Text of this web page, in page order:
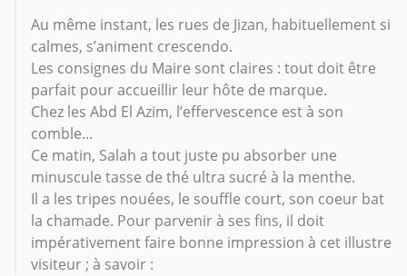
Au même instant, les rues de Jizan, habituellement si
calmes, s’animent crescendo.
Les consignes du Maire sont claires : tout doit être
parfait pour accueillir leur hôte de marque.
Chez les Abd El Azim, l’effervescence est à son
comble...
Ce matin, Salah a tout juste pu absorber une
minuscule tasse de thé ultra sucré à la menthe.
Il a les tripes nouées, le souffle court, son coeur bat
la chamade. Pour parvenir à ses fins, il doit
impérativement faire bonne impression à cet illustre
visiteur ; à savoir :